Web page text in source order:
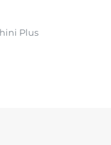
Plus